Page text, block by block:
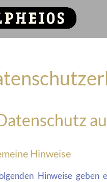
Hinweise
Hinweise geben